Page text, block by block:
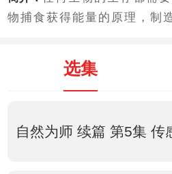
物捕食获得能量的原理，制
选集
自然为师 续篇 第5集 传